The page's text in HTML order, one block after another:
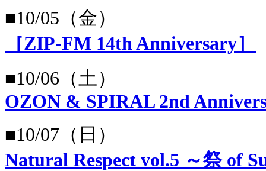
■10/05（金）
［ZIP-FM 14th Anniversary］
■10/06（土）
OZON & SPIRAL 2nd
■10/07（日）
Natural Respect vol.5 ～祭 of